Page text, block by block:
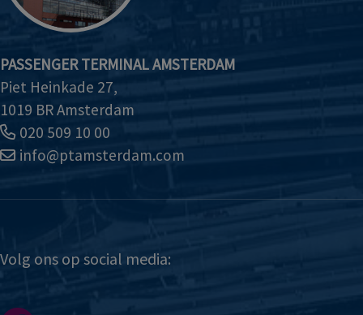
PASSENGER TERMINAL AMSTERDAM
Piet Heinkade 27,
1019 BR Amsterdam
020 509 10 00
info@ptamsterdam.com
Volg ons op social media: